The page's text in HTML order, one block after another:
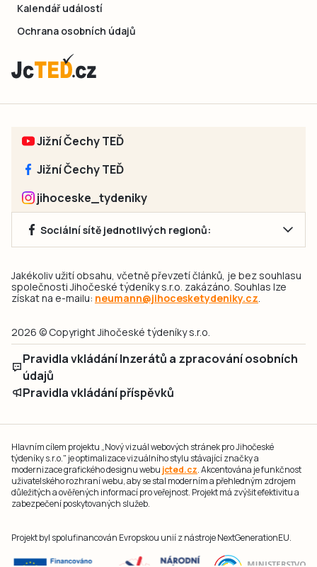
Kalendář událostí
Ochrana osobních údajů
Jižní Čechy TEĎ
Jižní Čechy TEĎ
jihoceske_tydeniky
Sociální sítě jednotlivých regionů:
Jakékoliv užití obsahu, včetně převzetí článků, je bez souhlasu
společnosti Jihočeské týdeníky s.r.o. zakázáno. Souhlas lze
získat na e-mailu: neumann@jihocesketydeniky.cz.
2026 © Copyright Jihočeské týdeníky s.r.o.
Pravidla vkládání Inzerátů a zpracování osobních
údajů
Pravidla vkládání příspěvků
Hlavním cílem projektu „Nový vizuál webových stránek pro Jihočeské
týdeníky s.r.o." je optimalizace vizuálního stylu stávající značky a
modernizace grafického designu webu jcted.cz. Akcentována je funkčnost
uživatelského rozhraní webu, aby se stal moderním a přehledným zdrojem
důležitých a ověřených informací pro veřejnost. Projekt má zvýšit efektivitu a
zabezpečení poskytovaných služeb.
Projekt byl spolufinancován Evropskou unií z nástroje NextGenerationEU.